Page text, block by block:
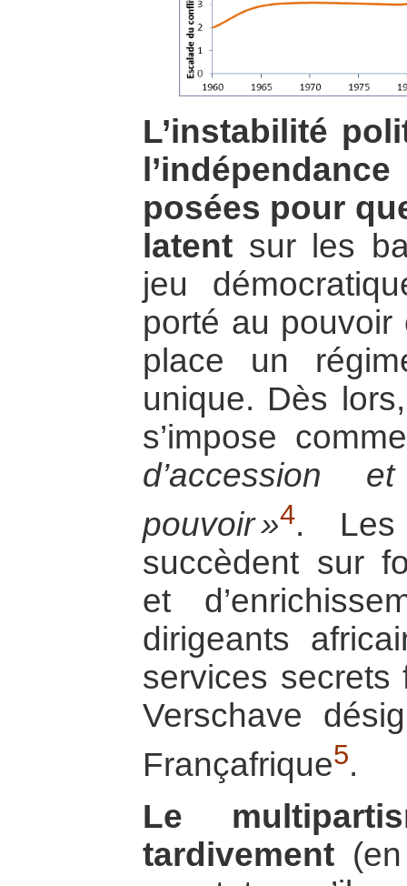
L’instabilité
posées pour
latent sur les
jeu
porté au
place un
unique. Dès
s’impose
d’accession
pouvoir »4. Les
succèdent sur
et
dirigeants
services secrets
Verschave
Françafrique5.
Le
tardivement